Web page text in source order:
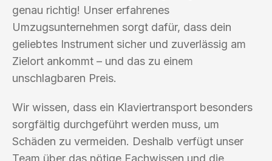
genau richtig! Unser erfahrenes
Umzugsunternehmen sorgt dafür, dass dein
geliebtes Instrument sicher und zuverlässig am
Zielort ankommt – und das zu einem
unschlagbaren Preis.
Wir wissen, dass ein Klaviertransport besonders
sorgfältig durchgeführt werden muss, um
Schäden zu vermeiden. Deshalb verfügt unser
Team über das nötige Fachwissen und die